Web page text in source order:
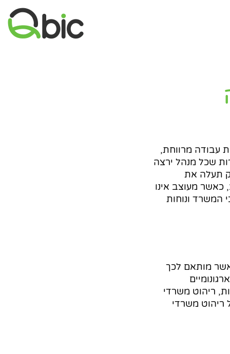
עבודה מרווחת,
שכל מנהל ירצה
תעלה את
כאשר מעוצב אינו
המשרד ונוחות
אשר מותאם לכך
ריהוט משרדי
ריהוט משרדי